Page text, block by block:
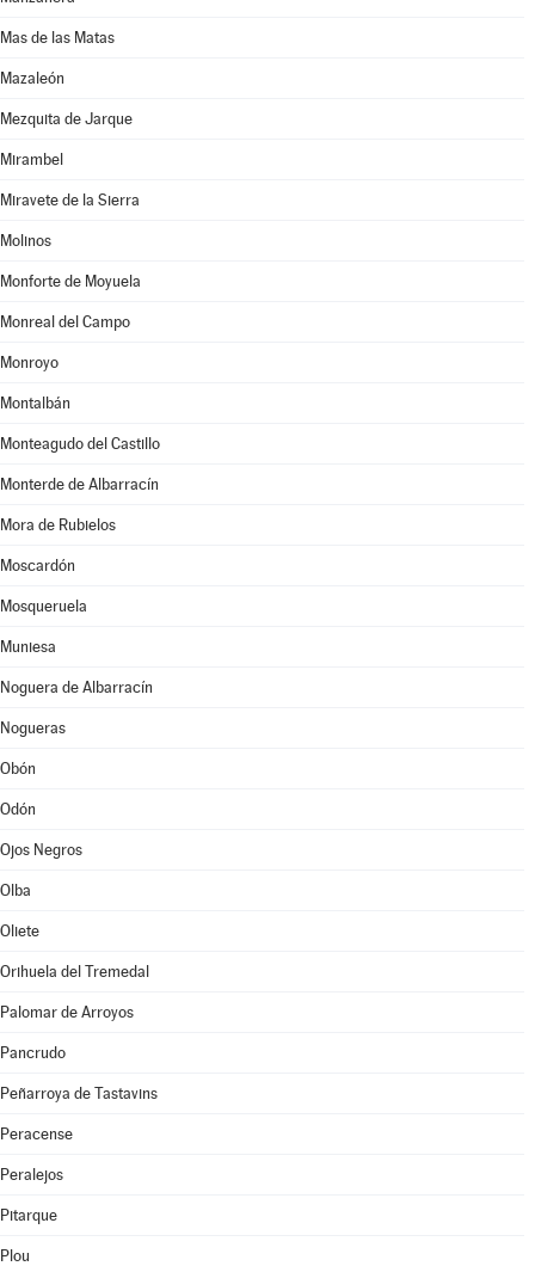
Mas de las Matas
Mazaleón
Mezquita de Jarque
Mirambel
Miravete de la Sierra
Molinos
Monforte de Moyuela
Monreal del Campo
Monroyo
Montalbán
Monteagudo del Castillo
Monterde de Albarracín
Mora de Rubielos
Moscardón
Mosqueruela
Muniesa
Noguera de Albarracín
Nogueras
Obón
Odón
Ojos Negros
Olba
Oliete
Orihuela del Tremedal
Palomar de Arroyos
Pancrudo
Peñarroya de Tastavins
Peracense
Peralejos
Pitarque
Plou